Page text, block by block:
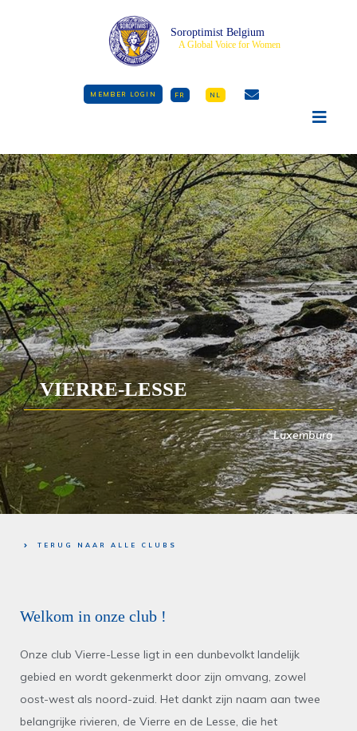
Soroptimist Belgium
A Global Voice for Women
MEMBER LOGIN FR NL
VIERRE-LESSE
Luxemburg
TERUG NAAR ALLE CLUBS
Welkom in onze club !
Onze club Vierre-Lesse ligt in een dunbevolkt landelijk
gebied en wordt gekenmerkt door zijn omvang, zowel
oost-west als noord-zuid. Het dankt zijn naam aan twee
belangrijke rivieren, de Vierre en de Lesse, die het